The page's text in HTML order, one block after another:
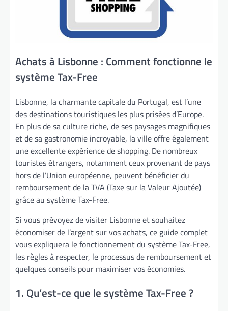
Achats à Lisbonne : Comment fonctionne le
système Tax-Free
Lisbonne, la charmante capitale du Portugal, est l’une
des destinations touristiques les plus prisées d’Europe.
En plus de sa culture riche, de ses paysages magnifiques
et de sa gastronomie incroyable, la ville offre également
une excellente expérience de shopping. De nombreux
touristes étrangers, notamment ceux provenant de pays
hors de l’Union européenne, peuvent bénéficier du
remboursement de la TVA (Taxe sur la Valeur Ajoutée)
grâce au système Tax-Free.
Si vous prévoyez de visiter Lisbonne et souhaitez
économiser de l’argent sur vos achats, ce guide complet
vous expliquera le fonctionnement du système Tax-Free,
les règles à respecter, le processus de remboursement et
quelques conseils pour maximiser vos économies.
1. Qu’est-ce que le système Tax-Free ?